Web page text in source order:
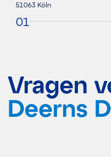
51063 Köln
01
Vragen
Deerns